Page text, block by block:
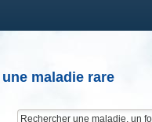
maladie rare